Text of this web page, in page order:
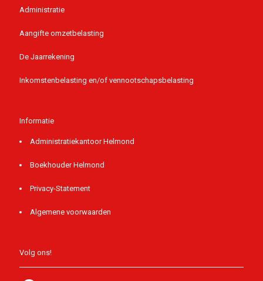
Administratie
Aangifte omzetbelasting
De Jaarrekening
Inkomstenbelasting en/of vennootschapsbelasting
Informatie
Administratiekantoor Helmond
Boekhouder Helmond
Privacy-Statement
Algemene voorwaarden
Volg ons!